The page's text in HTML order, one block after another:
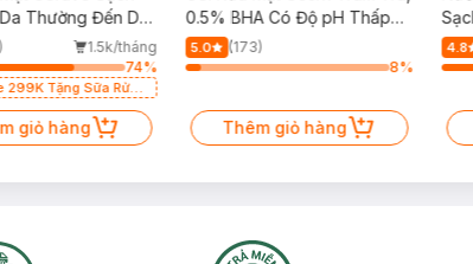
Thường Đến Da
1.5k/tháng
74%
299K Tặng Sữa Rửa
giỏ hàng
0.5% BHA Có Độ pH Thấp
150ml
5.0
(173)
8%
Thêm giỏ hàng
4.8